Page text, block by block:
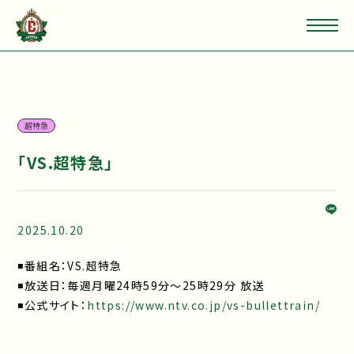
超特急
「VS.超特急」
2025.10.20
◾️番組名：VS.超特急
◾️放送日：毎週月曜24時59分～25時29分 放送
◾️公式サイト： https://www.ntv.co.jp/vs-bullettrain/